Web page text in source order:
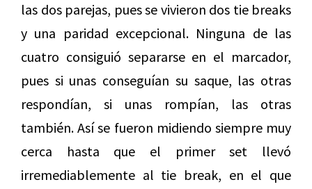
las dos parejas, pues se vivieron dos tie breaks
y una paridad excepcional. Ninguna de las
cuatro consiguió separarse en el marcador,
pues si unas conseguían su saque, las otras
respondían, si unas rompían, las otras
también. Así se fueron midiendo siempre muy
cerca hasta que el primer set llevó
irremediablemente al tie break, en el que